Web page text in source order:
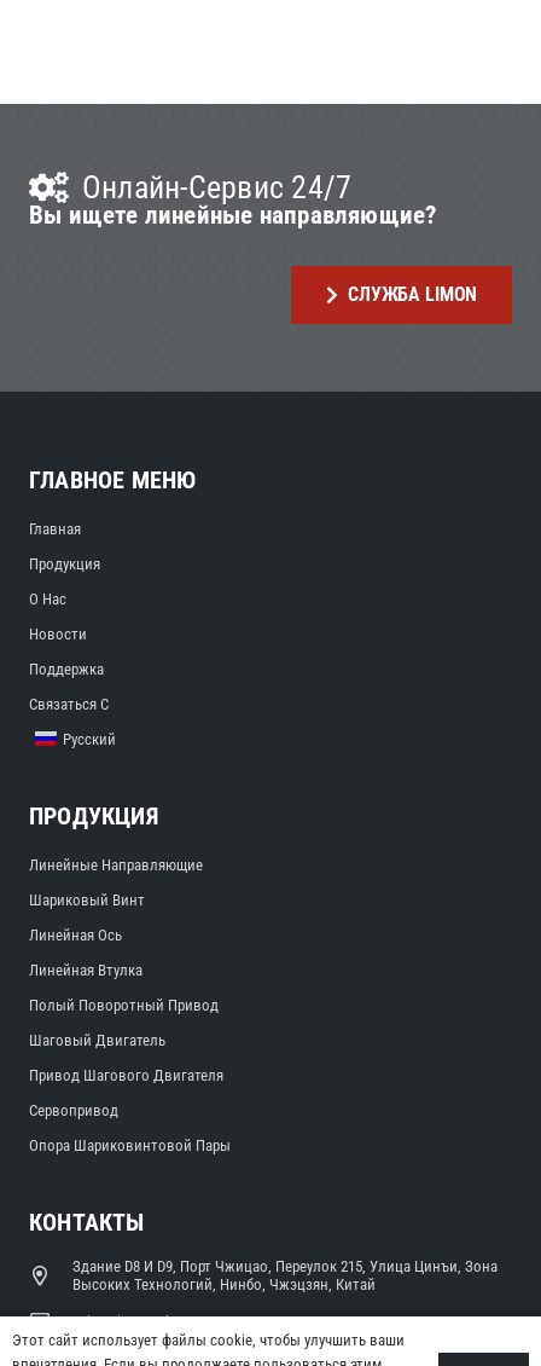
Онлайн-Сервис 24/7
Вы ищете линейные направляющие?
СЛУЖБА LIMON
ГЛАВНОЕ МЕНЮ
Главная
Продукция
О Нас
Новости
Поддержка
Связаться С
Русский
ПРОДУКЦИЯ
Линейные Направляющие
Шариковый Винт
Линейная Ось
Линейная Втулка
Полый Поворотный Привод
Шаговый Двигатель
Привод Шагового Двигателя
Сервопривод
Опора Шариковинтовой Пары
КОНТАКТЫ
Здание D8 И D9, Порт Чжицао, Переулок 215, Улица Цинъи, Зона
Высоких Технологий, Нинбо, Чжэцзян, Китай
sales@limonrobot.com
Этот сайт использует файлы cookie, чтобы улучшить ваши